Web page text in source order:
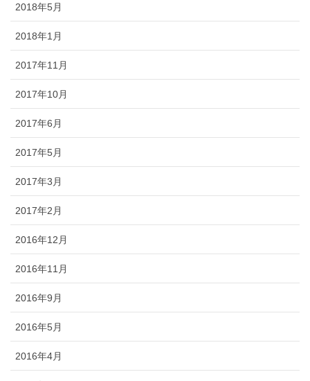
2018年5月
2018年1月
2017年11月
2017年10月
2017年6月
2017年5月
2017年3月
2017年2月
2016年12月
2016年11月
2016年9月
2016年5月
2016年4月